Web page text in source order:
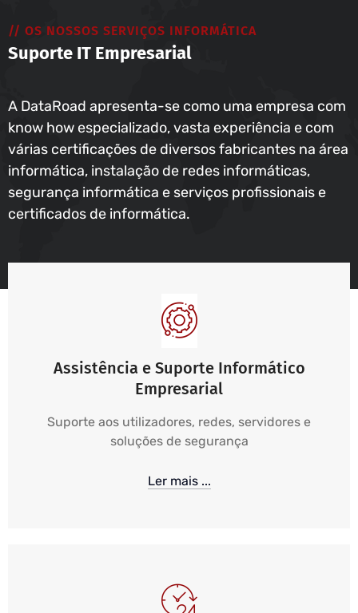
// OS NOSSOS SERVIÇOS INFORMÁTICA
Suporte IT Empresarial
A DataRoad apresenta-se como uma empresa com
know how especializado, vasta experiência e com
várias certificações de diversos fabricantes na área
informática, instalação de redes informáticas,
segurança informática e serviços profissionais e
certificados de informática.
Assistência e Suporte Informático
Empresarial
Suporte aos utilizadores, redes, servidores e
soluções de segurança
Ler mais ...